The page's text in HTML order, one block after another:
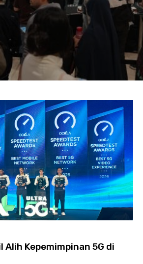
Alih Kepemimpinan 5G di